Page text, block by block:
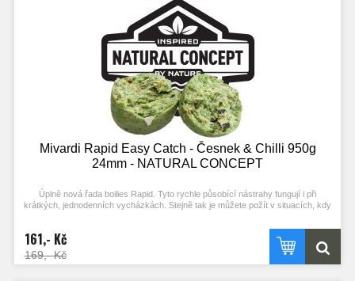
Mivardi Rapid Easy Catch - Česnek & Chilli 950g
24mm - NATURAL CONCEPT
Úplně nová řada boilies Rapid. Tyto rychle působící nástrahy fungují i při
krátkých, jednodenních vycházkách. Stejně tak je můžete požít v situacích, kdy
podporuje práci ve studené vodě. Kvalitní esence a výrazné barvy zajišťují
vysokou atraktivitu i bez použití boosterů. Optimální konzistence a použití R-
FACTORu umožňují snadné nastražení (propíchnutí) a zároveň velkou výdrž.
161,- Kč
169,- Kč